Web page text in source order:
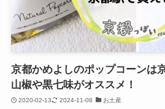
京都かめよしのポップコーンは
山椒や黒七味がオススメ！
2020-02-13 2024-11-08 お土産